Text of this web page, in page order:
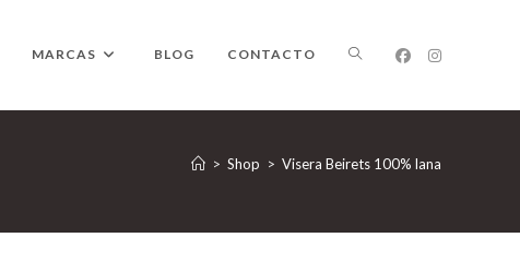
MARCAS BLOG CONTACTO ALTERNAR
BÚSQUEDA
> Shop > Visera Beirets 100% lana